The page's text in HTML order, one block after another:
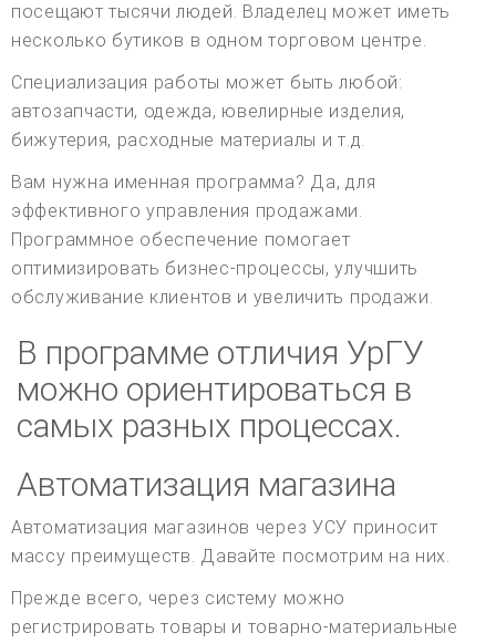
посещают тысячи людей. Владелец может иметь
несколько бутиков в одном торговом центре.
Специализация работы может быть любой:
автозапчасти, одежда, ювелирные изделия,
бижутерия, расходные материалы и т.д.
Вам нужна именная программа? Да, для
эффективного управления продажами.
Программное обеспечение помогает
оптимизировать бизнес-процессы, улучшить
обслуживание клиентов и увеличить продажи.
В программе отличия УрГУ
можно ориентироваться в
самых разных процессах.
Автоматизация магазина
Автоматизация магазинов через УСУ приносит
массу преимуществ. Давайте посмотрим на них.
Прежде всего, через систему можно
регистрировать товары и товарно-материальные